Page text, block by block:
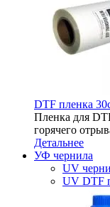
DTF пленка
Пленка для
горячего
Детальнее
УФ чернила
UV
UV DTF